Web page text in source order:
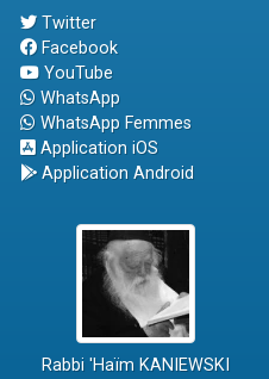
Twitter
Facebook
YouTube
WhatsApp
WhatsApp Femmes
Application iOS
Application Android
Rabbi 'Haïm KANIEWSKI